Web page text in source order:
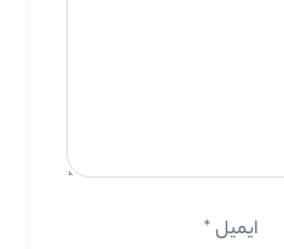
ایمیل*